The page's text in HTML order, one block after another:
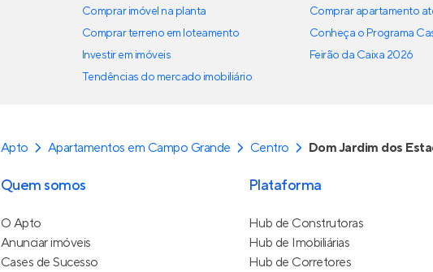
Comprar imóvel na planta
Comprar terreno em loteamento
Investir em imóveis
Tendências do mercado imobiliário
Comprar apartamento
Conheça o Programa
Feirão da Caixa 2026
Apto Apartamentos em Campo Grande Centro Dom Jardim dos
Quem somos
O Apto
Anunciar imóveis
Cases de Sucesso
Plataforma
Hub de Construtoras
Hub de Imobiliárias
Hub de Corretores